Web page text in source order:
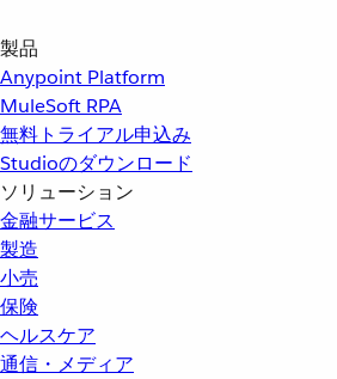
製品
Anypoint Platform
MuleSoft RPA
無料トライアル申込み
Studioのダウンロード
ソリューション
金融サービス
製造
小売
保険
ヘルスケア
通信・メディア